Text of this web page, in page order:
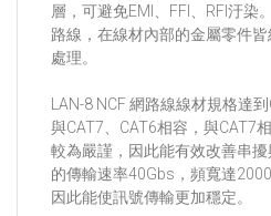
層，可避免EMI、FFI、RFI汙染
路線，在線材內部的金屬零件
處理。
LAN-8 NCF 網路線線材規格達
與CAT7、CAT6相容，與CAT7
較為嚴謹，因此能有效改善串
的傳輸速率40Gbs，頻寬達
因此能使訊號傳輸更加穩定。